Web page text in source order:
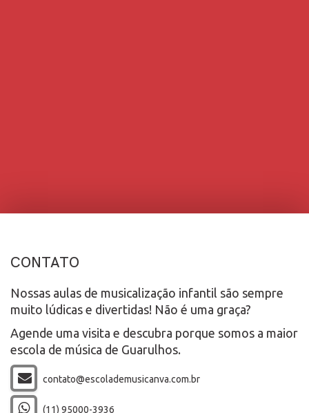
CONTATO
Nossas aulas de musicalização infantil são sempre
muito lúdicas e divertidas! Não é uma graça?
Agende uma visita e descubra porque somos a maior
escola de música de Guarulhos.
contato@escolademusicanva.com.br
(11) 95000-3936